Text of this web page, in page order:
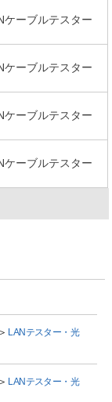
確認しながらの判別
認しながらの判別に
ケーブルテスター
ケーブルテスター
ケーブルテスター
ケーブルテスター
＞ LANテスター・光
＞ LANテスター・光